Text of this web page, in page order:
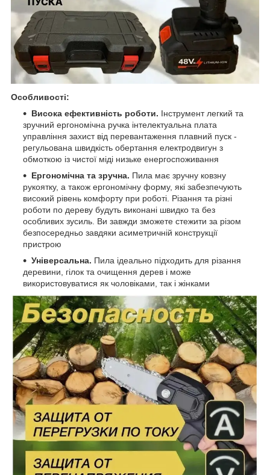
Особливості:
Висока ефективність роботи. Інструмент легкий та
зручний ергономічна ручка інтелектуальна плата
управління захист від перевантаження плавний пуск -
регульована швидкість обертання електродвигун з
обмоткою із чистої міді низьке енергоспоживання
Ергономічна та зручна. Пила має зручну ковзну
рукоятку, а також ергономічну форму, які забезпечують
високий рівень комфорту при роботі. Різання та різні
роботи по дереву будуть виконані швидко та без
особливих зусиль. Ви завжди зможете стежити за різом
безпосередньо завдяки асиметричній конструкції
пристрою
Універсальна. Пила ідеально підходить для різання
деревини, гілок та очищення дерев і може
використовуватися як чоловіками, так і жінками